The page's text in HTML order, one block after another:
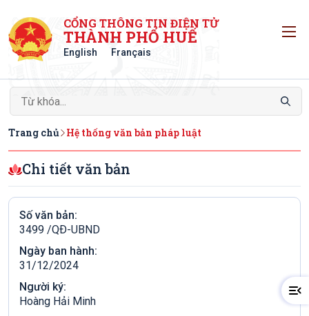
CỔNG THÔNG TIN ĐIỆN TỬ
THÀNH PHỐ HUẾ
English Français
Trang chủ Hệ thống văn bản pháp luật
Chi tiết văn bản
Số văn bản:
3499 /QÐ-UBND
Ngày ban hành:
31/12/2024
Người ký:
Hoàng Hải Minh